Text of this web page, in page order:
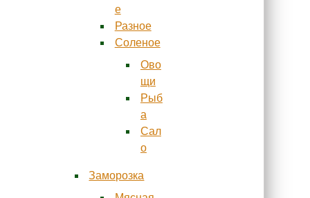
е
Разное
Соленое
Ово
щи
Рыб
а
Сал
о
Заморозка